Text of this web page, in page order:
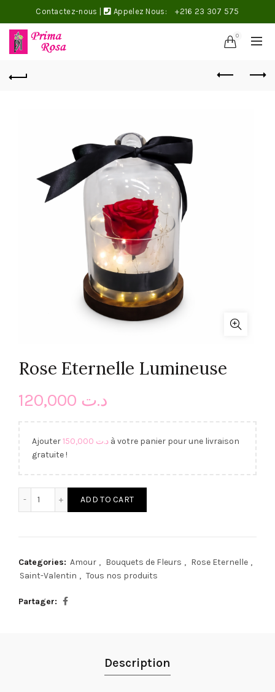
Contactez-nous Appelez Nous: +216 23 307 575
0
Rose Eternelle Lumineuse
د.ت
Ajouter د.ت à votre panier pour une livraison
gratuite !
ADD TO CART
Categories: Amour , Bouquets de Fleurs , Rose Eternelle ,
Saint-Valentin , Tous nos produits
Partager
Description